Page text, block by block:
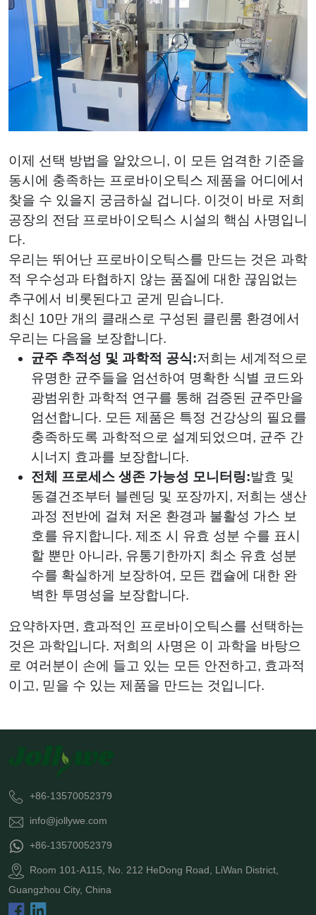
이제 선택 방법을 알았으니, 이 모든 엄격한 기준을
동시에 충족하는 프로바이오틱스 제품을 어디에서
찾을 수 있을지 궁금하실 겁니다. 이것이 바로 저희
공장의 전담 프로바이오틱스 시설의 핵심 사명입니
다.
우리는 뛰어난 프로바이오틱스를 만드는 것은 과학
적 우수성과 타협하지 않는 품질에 대한 끊임없는
추구에서 비롯된다고 굳게 믿습니다.
최신 10만 개의 클래스로 구성된 클린룸 환경에서
우리는 다음을 보장합니다.
균주 추적성 및 과학적 공식:저희는 세계적으로
유명한 균주들을 엄선하여 명확한 식별 코드와
광범위한 과학적 연구를 통해 검증된 균주만을
엄선합니다. 모든 제품은 특정 건강상의 필요를
충족하도록 과학적으로 설계되었으며, 균주 간
시너지 효과를 보장합니다.
전체 프로세스 생존 가능성 모니터링:발효 및
동결건조부터 블렌딩 및 포장까지, 저희는 생산
과정 전반에 걸쳐 저온 환경과 불활성 가스 보
호를 유지합니다. 제조 시 유효 성분 수를 표시
할 뿐만 아니라, 유통기한까지 최소 유효 성분
수를 확실하게 보장하여, 모든 캡슐에 대한 완
벽한 투명성을 보장합니다.
요약하자면, 효과적인 프로바이오틱스를 선택하는
것은 과학입니다. 저희의 사명은 이 과학을 바탕으
로 여러분이 손에 들고 있는 모든 안전하고, 효과적
이고, 믿을 수 있는 제품을 만드는 것입니다.
+86-13570052379
info@jollywe.com
+86-13570052379
Room 101-A115, No. 212 HeDong Road, LiWan District,
Guangzhou City, China